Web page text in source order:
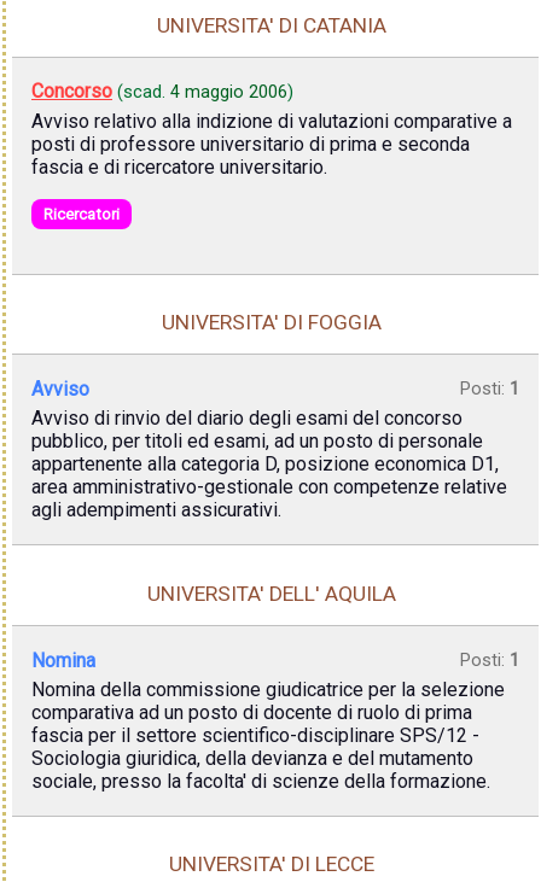
UNIVERSITA' DI CATANIA
Concorso (scad. 4 maggio 2006)
Avviso relativo alla indizione di valutazioni comparative a
posti di professore universitario di prima e seconda
fascia e di ricercatore universitario.
Ricercatori
UNIVERSITA' DI FOGGIA
Avviso Posti: 1
Avviso di rinvio del diario degli esami del concorso
pubblico, per titoli ed esami, ad un posto di personale
appartenente alla categoria D, posizione economica D1,
area amministrativo-gestionale con competenze relative
agli adempimenti assicurativi.
UNIVERSITA' DELL' AQUILA
Nomina Posti: 1
Nomina della commissione giudicatrice per la selezione
comparativa ad un posto di docente di ruolo di prima
fascia per il settore scientifico-disciplinare SPS/12 -
Sociologia giuridica, della devianza e del mutamento
sociale, presso la facolta' di scienze della formazione.
UNIVERSITA' DI LECCE